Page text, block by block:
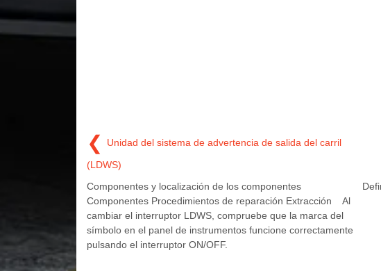
❮ Unidad del sistema de advertencia de salida del carril
(LDWS)
Componentes y localización de los componentes
Componentes Procedimientos de reparación Extracción Al
cambiar el interruptor LDWS, compruebe que la marca del
símbolo en el panel de instrumentos funcione correctamente
pulsando el interruptor ON/OFF.